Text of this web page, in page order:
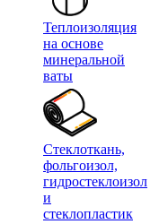
Теплоизоляция
на основе
минеральной
ваты
Стеклоткань,
фольгоизол,
гидростеклоизол
и
стеклопластик